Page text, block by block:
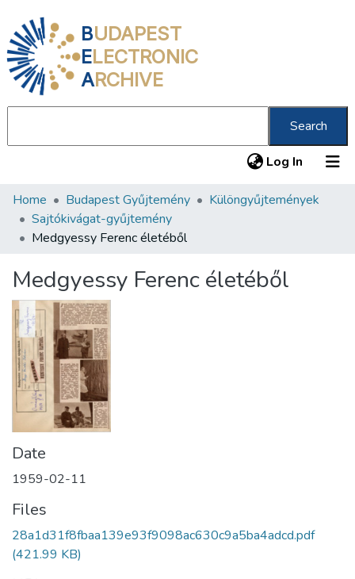
BUDAPEST
ELECTRONIC
ARCHIVE
Search
Log In (current)
Communities & Collections
All of DSpace
About us
Home Budapest Gyűjtemény
Különgyűjtemények
Sajtókivágat-gyűjtemény
Medgyessy Ferenc életéből
Medgyessy Ferenc életéből
Date
1959-02-11
Files
28a1d31f8fbaa139e93f9098ac630c9a5ba4adcd.pdf
(421.99 KB)